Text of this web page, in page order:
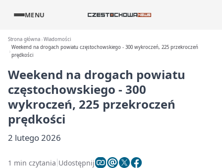
MENU
Strona główna Wiadomości
Weekend na drogach powiatu częstochowskiego - 300 wykroczeń, 225 przekroczeń
prędkości
Weekend na drogach powiatu
częstochowskiego - 300
wykroczeń, 225 przekroczeń
prędkości
2 lutego 2026
1 min czytania Udostępnij